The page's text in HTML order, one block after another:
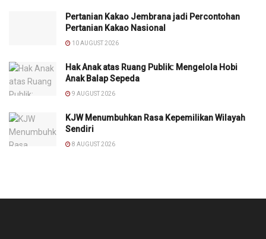
Pertanian Kakao Jembrana jadi Percontohan
Pertanian Kakao Nasional
10 AUGUST 2026
Hak Anak atas Ruang Publik: Mengelola Hobi
Anak Balap Sepeda
9 AUGUST 2026
KJW Menumbuhkan Rasa Kepemilikan Wilayah
Sendiri
8 AUGUST 2026